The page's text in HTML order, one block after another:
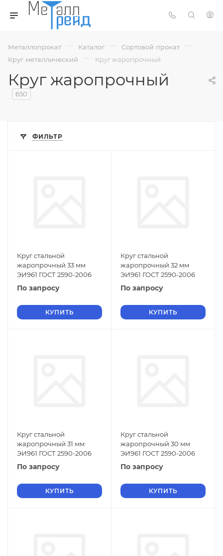
Металлопрокат — Каталог — Сортовой прокат —
Круг металлический — Круг жаропрочный
Круг жаропрочный
650
ФИЛЬТР
Круг стальной
жаропрочный 33 мм
ЭИ961 ГОСТ 2590-2006
По запросу
КУПИТЬ
Круг стальной
жаропрочный 32 мм
ЭИ961 ГОСТ 2590-2006
По запросу
КУПИТЬ
Круг стальной
жаропрочный 31 мм
ЭИ961 ГОСТ 2590-2006
По запросу
КУПИТЬ
Круг стальной
жаропрочный 30 мм
ЭИ961 ГОСТ 2590-2006
По запросу
КУПИТЬ